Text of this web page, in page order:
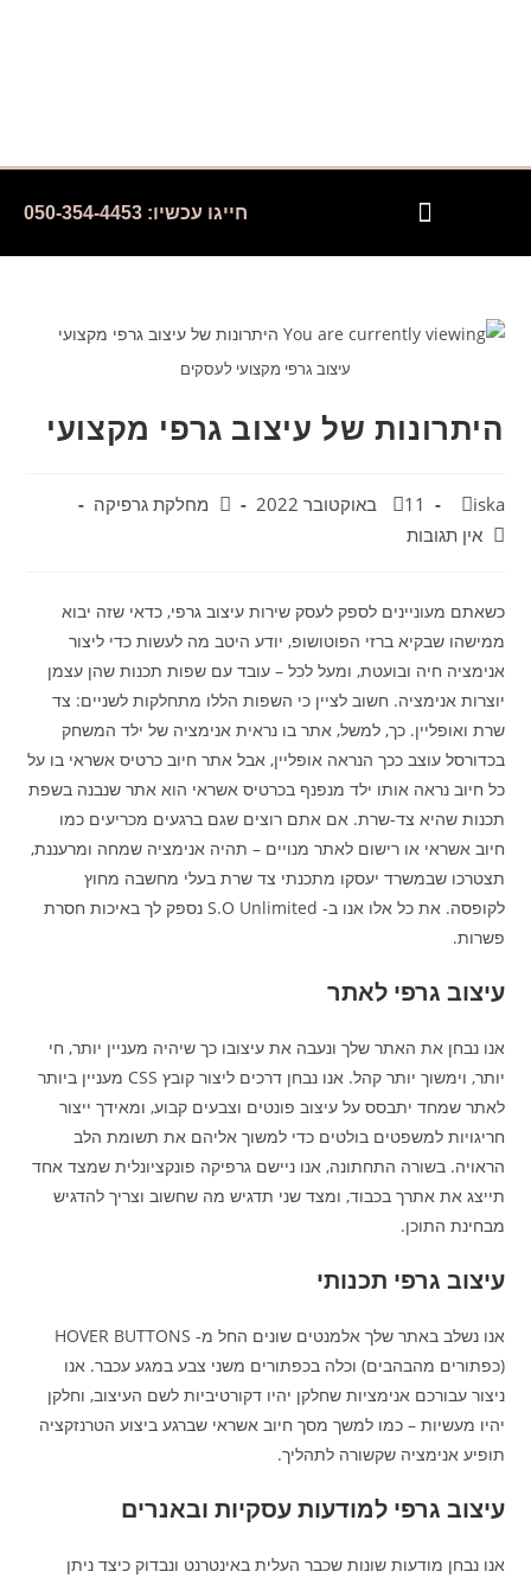
חייגו עכשיו: 050-354-4453
עיצוב גרפי מקצועי לעסקים
היתרונות של עיצוב גרפי מקצועי
iska 11 באוקטובר 2022
מחלקת גרפיקה
אין תגובות
כשאתם מעוניינים לספק לעסק שירות עיצוב גרפי, כדאי שזה יבוא
ממישהו שבקיא ברזי הפוטושופ, יודע היטב מה לעשות כדי ליצור
אנימציה חיה ובועטת, ומעל לכל – עובד עם שפות תכנות שהן עצמן
יוצרות אנימציה. חשוב לציין כי השפות הללו מתחלקות לשניים: צד
שרת ואופליין. כך, למשל, אתר בו נראית אנימציה של ילד המשחק
בכדורסל עוצב ככך הנראה אופליין, אבל אתר חיוב כרטיס אשראי בו על
כל חיוב נראה אותו ילד מנפנף בכרטיס אשראי הוא אתר שנבנה בשפת
תכנות שהיא צד-שרת. אם אתם רוצים שגם ברגעים מכריעים כמו
חיוב אשראי או רישום לאתר מנויים – תהיה אנימציה שמחה ומרעננת,
תצטרכו שבמשרד יעסקו מתכנתי צד שרת בעלי מחשבה מחוץ
לקופסה. את כל אלו אנו ב- S.O Unlimited נספק לך באיכות חסרת
פשרות.
עיצוב גרפי לאתר
אנו נבחן את האתר שלך ונעבה את עיצובו כך שיהיה מעניין יותר, חי
יותר, וימשוך יותר קהל. אנו נבחן דרכים ליצור קובץ CSS מעניין ביותר
לאתר שמחד יתבסס על עיצוב פונטים וצבעים קבוע, ומאידך ייצור
חריגויות למשפטים בולטים כדי למשוך אליהם את תשומת הלב
הראויה. בשורה התחתונה, אנו ניישם גרפיקה פונקציונלית שמצד אחד
תייצג את אתרך בכבוד, ומצד שני תדגיש מה שחשוב וצריך להדגיש
מבחינת התוכן.
עיצוב גרפי תכנותי
אנו נשלב באתר שלך אלמנטים שונים החל מ- HOVER BUTTONS
(כפתורים מהבהבים) וכלה בכפתורים משני צבע במגע עכבר. אנו
ניצור עבורכם אנימציות שחלקן יהיו דקורטיביות לשם העיצוב, וחלקן
יהיו מעשיות – כמו למשך מסך חיוב אשראי שברגע ביצוע הטרנזקציה
תופיע אנימציה שקשורה לתהליך.
עיצוב גרפי למודעות עסקיות ובאנרים
אנו נבחן מודעות שונות שכבר העלית באינטרנט ונבדוק כיצד ניתן